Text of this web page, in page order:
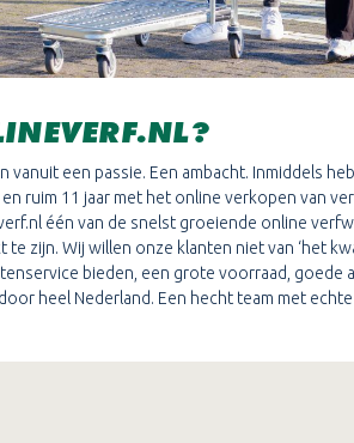
vanuit een passie. Een ambacht. Inmiddels
ruim 11 jaar met het online verkopen van
één van de snelst groeiende online
te zijn. Wij willen onze klanten niet van ‘het
bieden, een grote voorraad, goede
heel Nederland. Een hecht team met